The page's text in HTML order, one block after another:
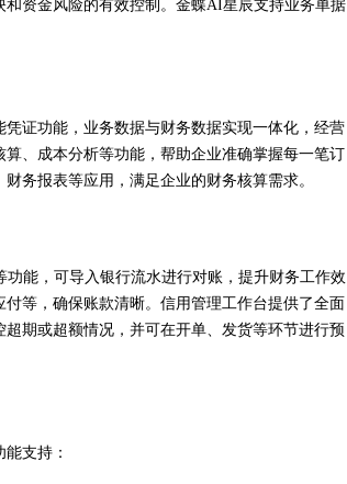
资金风险的有效控制。金蝶AI星辰支持业务单据
证功能，业务数据与财务数据实现一体化，经营
、成本分析等功能，帮助企业准确掌握每一笔订
务报表等应用，满足企业的财务核算需求。
能，可导入银行流水进行对账，提升财务工作效
等，确保账款清晰。信用管理工作台提供了全面
期或超额情况，并可在开单、发货等环节进行预
支持：